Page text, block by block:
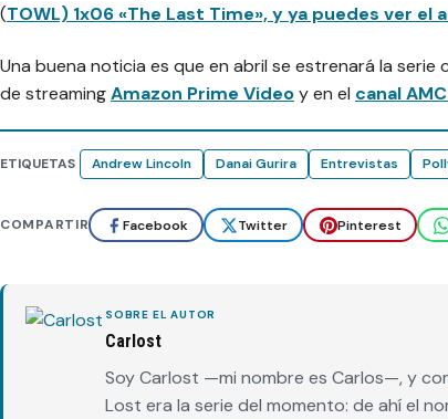
(TOWL) 1x06 «The Last Time», y ya puedes ver
Una buena noticia es que en abril se estrenará la
de streamingAmazon Prime Videoy en el canal
ETIQUETAS Andrew Lincoln Danai Gurira Entrevistas
COMPARTIR Facebook Twitter Pinterest
SOBRE EL AUTOR
Carlost
Soy Carlost —mi nombre es Carlos—, y
Lost era la serie del momento: de ahí el